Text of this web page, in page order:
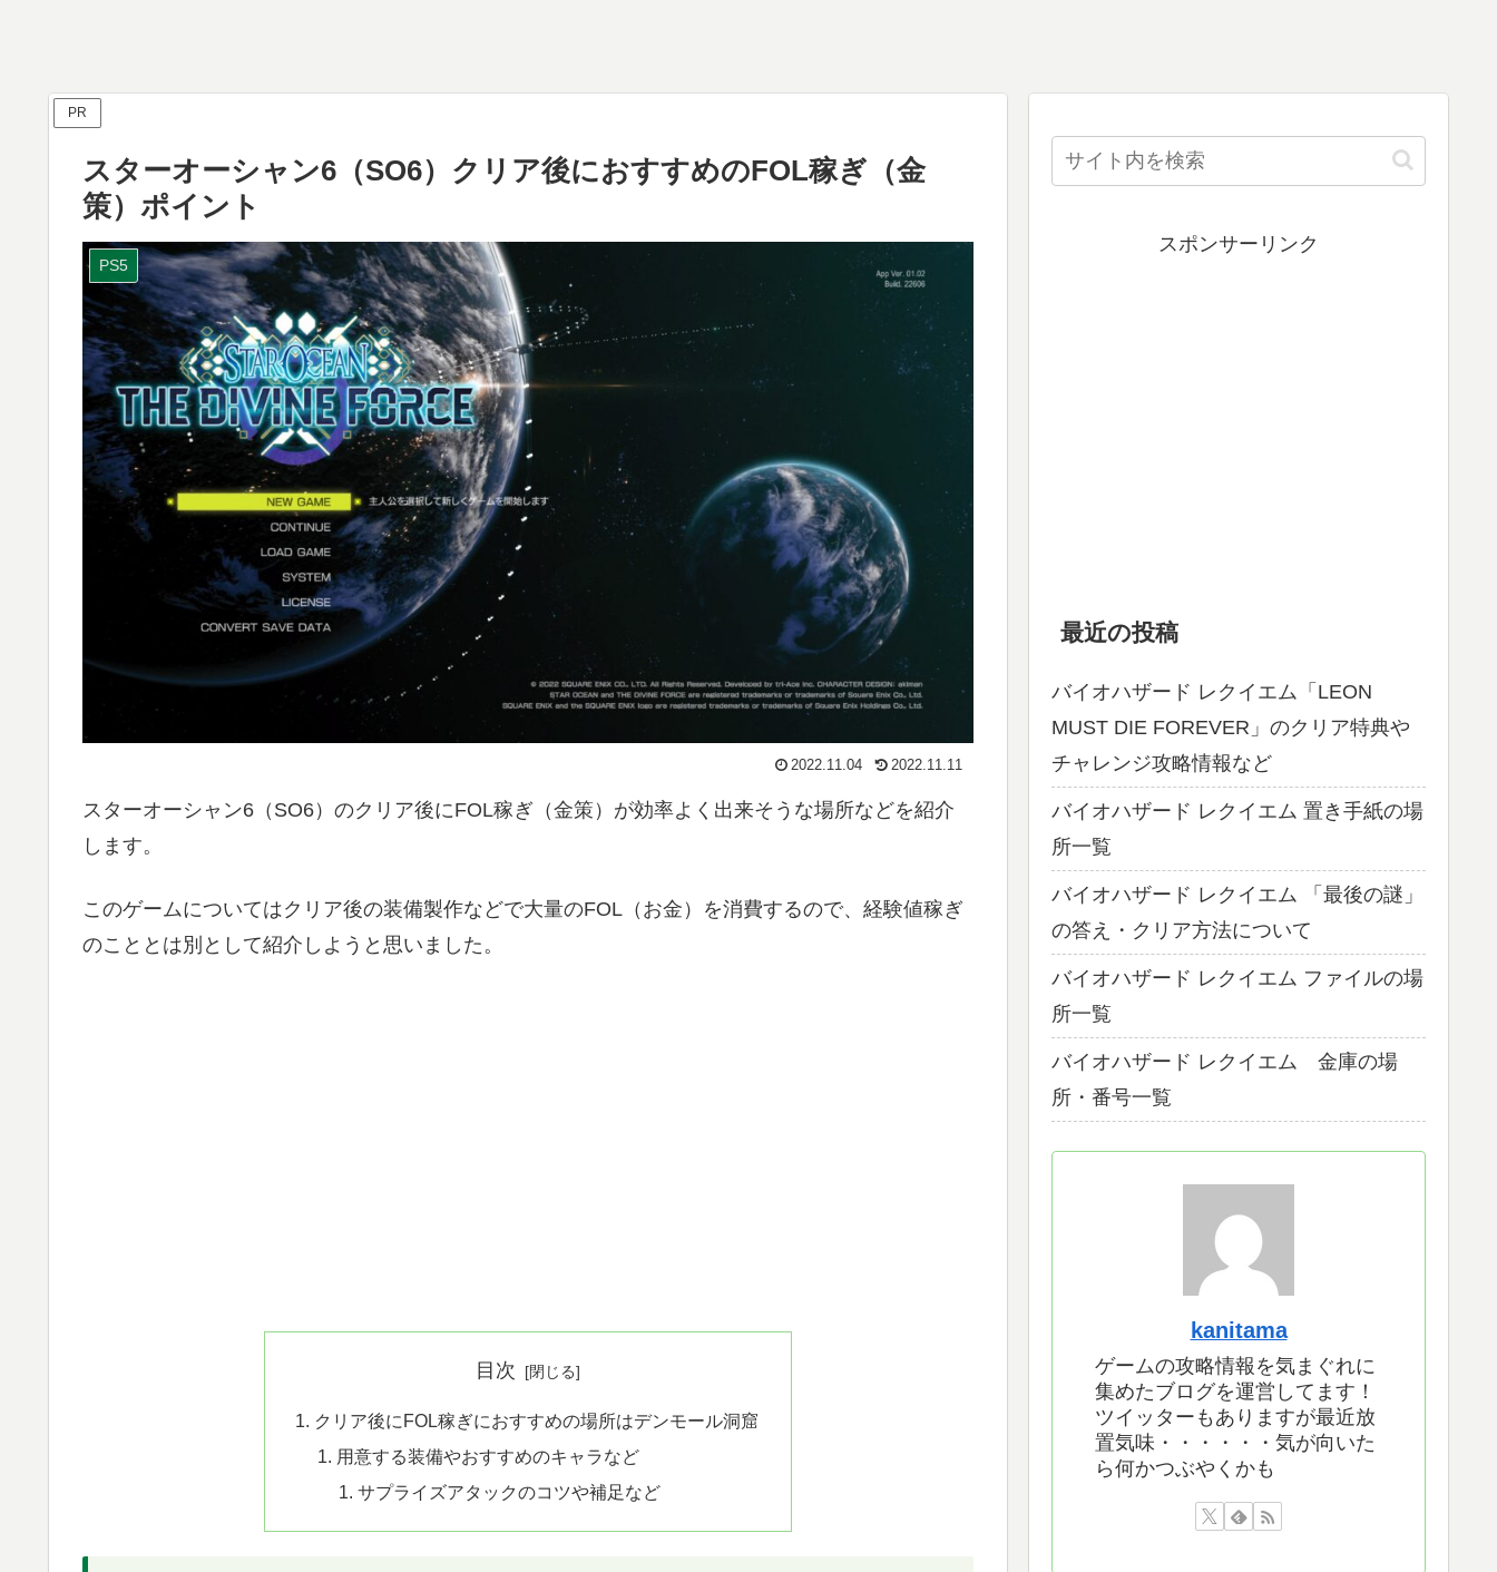
PR
スターオーシャン6（SO6）クリア後におすすめのFOL稼ぎ（金
策）ポイント
PS5
2022.11.04 2022.11.11
スターオーシャン6（SO6）のクリア後にFOL稼ぎ（金策）が効率よく出来そうな場所などを紹介
します。
このゲームについてはクリア後の装備製作などで大量のFOL（お金）を消費するので、経験値稼ぎ
のこととは別として紹介しようと思いました。
目次
クリア後にFOL稼ぎにおすすめの場所はデンモール洞窟
用意する装備やおすすめのキャラなど
サプライズアタックのコツや補足など
スポンサーリンク
最近の投稿
バイオハザード レクイエム「LEON
MUST DIE FOREVER」のクリア特典や
チャレンジ攻略情報など
バイオハザード レクイエム 置き手紙の場
所一覧
バイオハザード レクイエム 「最後の謎」
の答え・クリア方法について
バイオハザード レクイエム ファイルの場
所一覧
バイオハザード レクイエム 金庫の場
所・番号一覧
kanitama
ゲームの攻略情報を気まぐれに
集めたブログを運営してます！
ツイッターもありますが最近放
置気味・・・・・・気が向いた
ら何かつぶやくかも